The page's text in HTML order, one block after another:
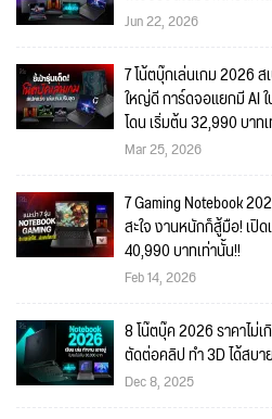
Jun 22, 2026
7 โน้ตบุ๊กเล่นเกม 2026
ใหญ่ดี การ์ดจอแยกมี AI
โดน เริ่มต้น 32,990 บาท
Mar 25, 2026
7 Gaming Notebook
สะใจ งานหนักก็สู้มือ! เปิด
40,990 บาทเท่านั้น!!
Feb 14, 2026
8 โน๊ตบุ๊ค 2026 ราคาไม่
ตัดต่อคลิป ทำ 3D ได้สบา
Dec 8, 2025